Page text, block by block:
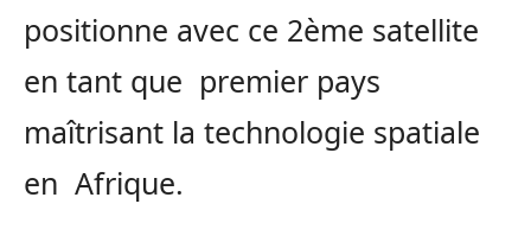
positionne avec ce 2ème satellite
en tant que premier pays
maîtrisant la technologie spatiale
en Afrique.